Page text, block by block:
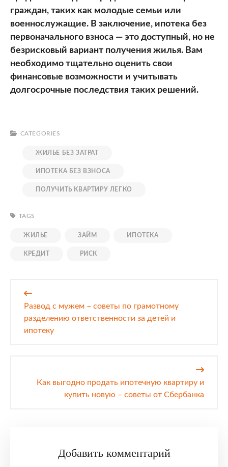
граждан, таких как молодые семьи или
военнослужащие. В заключение, ипотека без
первоначального взноса — это доступный, но не
безрисковый вариант получения жилья. Вам
необходимо тщательно оценить свои
финансовые возможности и учитывать
долгосрочные последствия таких решений.
CATEGORIES
ЖИЛЬЕ БЕЗ ЗАТРАТ
ИПОТЕКА БЕЗ ВЗНОСА
ПОЛУЧИТЬ КВАРТИРУ ЛЕГКО
TAGS
ЖИЛЬЕ ЗАЙМ ИПОТЕКА
КРЕДИТ РИСК
записям
Развод с мужем – советы по грамотному
разделению ответственности за детей и
ипотеку
Как выгодно продать ипотечную квартиру и
купить новую – советы от Сбербанка
Добавить комментарий